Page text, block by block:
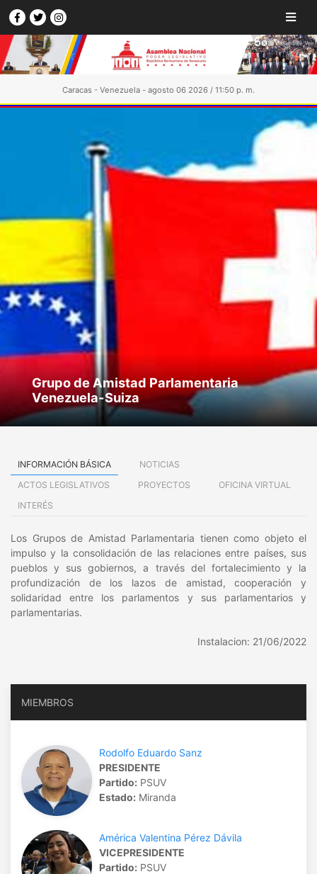
Caracas - Venezuela - agosto 06 2026 / 11:50 p. m.
Grupo de Amistad Parlamentaria
Venezuela-Suiza
INFORMACIÓN BÁSICA
NOTICIAS
ACTOS LEGISLATIVOS
PROYECTOS
OFICINA VIRTUAL
INTERÉS
Los Grupos de Amistad Parlamentaria tienen como objeto el
impulso y la consolidación de las relaciones entre países, sus
pueblos y sus gobiernos, a través del fortalecimiento y la
profundización de los lazos de amistad, cooperación y
solidaridad entre los parlamentos y sus parlamentarios y
parlamentarias.
Instalacion: 21/06/2022
MIEMBROS
Rodolfo Eduardo Sanz
PRESIDENTE
Partido: PSUV
Estado: Miranda
América Valentina Pérez Dávila
VICEPRESIDENTE
Partido: PSUV